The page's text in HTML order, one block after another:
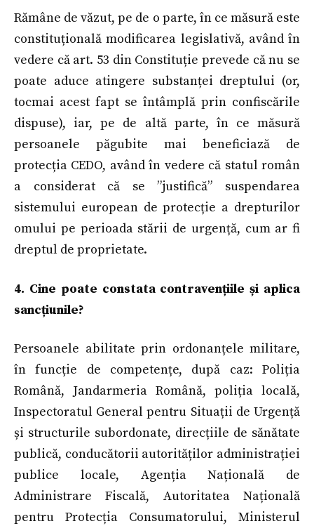
Rămâne de văzut, pe de o parte, în ce măsură este
constituțională modificarea legislativă, având în
vedere că art. 53 din Constituție prevede că nu se
poate aduce atingere substanței dreptului (or,
tocmai acest fapt se întâmplă prin confiscările
dispuse), iar, pe de altă parte, în ce măsură
persoanele păgubite mai beneficiază de
protecția CEDO, având în vedere că statul român
a considerat că se ”justifică” suspendarea
sistemului european de protecție a drepturilor
omului pe perioada stării de urgență, cum ar fi
dreptul de proprietate.
4. Cine poate constata contravențiile și aplica
sancțiunile?
Persoanele abilitate prin ordonanțele militare,
în funcție de competențe, după caz: Poliția
Română, Jandarmeria Română, poliția locală,
Inspectoratul General pentru Situații de Urgență
și structurile subordonate, direcțiile de sănătate
publică, conducătorii autorităților administrației
publice locale, Agenția Națională de
Administrare Fiscală, Autoritatea Națională
pentru Protecția Consumatorului, Ministerul